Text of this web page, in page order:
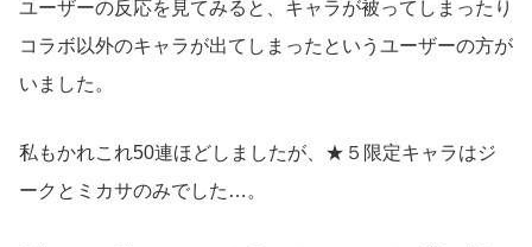
ユーザーの反応を見てみると、キャラが被ってしまったり
コラボ以外のキャラが出てしまったというユーザーの方が
いました。
私もかれこれ50連ほどしましたが、★５限定キャラはジ
ークとミカサのみでした…。